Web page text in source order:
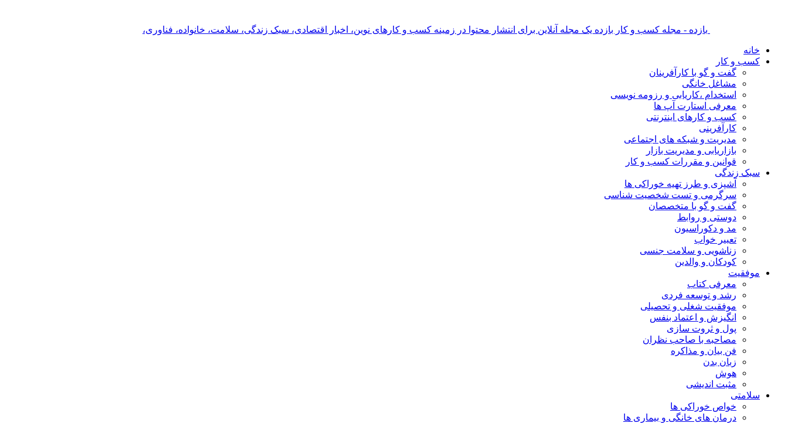
بازده - مجله کسب و کار بازده یک مجله آنلاین برای انتشار محتوا در زمینه کسب و کارهای نوین، اخبار اقتصادی، سبک زندگی، سلامت، خانواده، فناوری،
خانه
کسب و کار
گفت و گو با کارآفرینان
مشاغل خانگی
استخدام ،کاریابی و رزومه نویسی
معرفی استارت آپ ها
کسب و کارهای اینترنتی
کارآفرینی
مدیریت و شبکه های اجتماعی
بازاریابی و مدیریت بازار
قوانین و مقررات کسب و کار
سبک زندگی
آشپزی و طرز تهیه خوراکی ها
سرگرمی و تست شخصیت شناسی
گفت و گو با متخصصان
دوستی و روابط
مد و دکوراسیون
تعبیر خواب
زناشویی و سلامت جنسی
کودکان و والدین
موفقیت
معرفی کتاب
رشد و توسعه فردی
موفقیت شغلی و تحصیلی
انگیزش و اعتماد بنفس
پول و ثروت سازی
مصاحبه با صاحب نظران
فن بیان و مذاکره
زبان بدن
هوش
مثبت اندیشی
سلامتی
خواص خوراکی ها
درمان های خانگی و بیماری ها